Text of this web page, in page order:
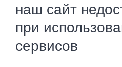
наш сайт
при
сервисов